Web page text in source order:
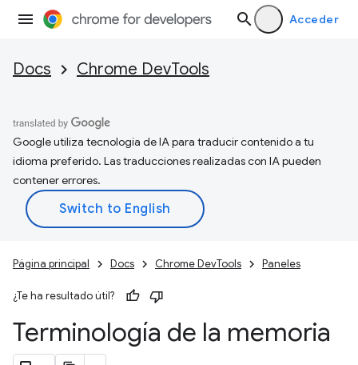
Acceder
Docs Chrome DevTools
Google utiliza tecnología de IA para traducir contenido a tu
idioma preferido. Las traducciones realizadas con IA pueden
contener errores.
Página principal Docs Chrome DevTools Paneles
¿Te ha resultado útil?
Terminología de la memoria